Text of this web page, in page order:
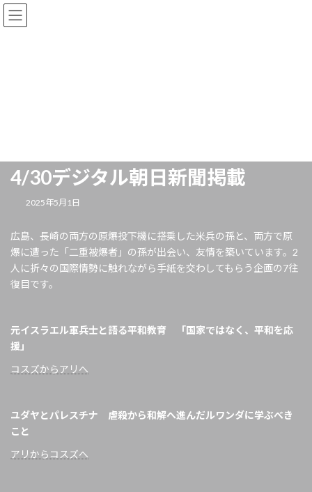
4/30デジタル朝日新聞掲載
2025年5月1日
広島、長崎の両方の原爆投下機に搭乗した米兵の孫と、両方で原
爆に遭った「二重被爆者」の孫が出会い、友情を築いています。2
人に折々の国際情勢に触れながら手紙を交わしてもらう企画の7往
復目です。
元イスラエル軍兵士と語る平和教育 「国家ではなく、平和を応
援」
コスズからアリへ
ユダヤとパレスチナ 虐殺から和解へ進んだルワンダに学ぶべき
こと
アリからコスズへ